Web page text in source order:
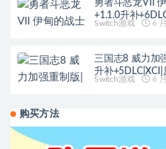
勇者斗恶龙VII
+1.1.0升补
Switch游戏 6
三国志8 威力加
升补+5DLC|XCI|
Switch游戏 6
购买方法